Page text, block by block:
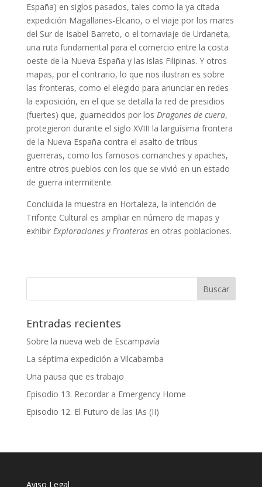
España) en siglos pasados, tales como la ya citada
expedición Magallanes-Elcano, o el viaje por los mares
del Sur de Isabel Barreto, o el tornaviaje de Urdaneta,
una ruta fundamental para el comercio entre la costa
oeste de la Nueva España y las islas Filipinas. Y otros
mapas, por el contrario, lo que nos ilustran es sobre
las fronteras, como el elegido para anunciar en redes
la exposición, en el que se detalla la red de presidios
(fuertes) que, guarnecidos por los Dragones de cuera,
protegieron durante el siglo XVIII la larguísima frontera
de la Nueva España contra el asalto de tribus
guerreras, como los famosos comanches y apaches,
entre otros pueblos con los que se vivió en un estado
de guerra intermitente.
Concluida la muestra en Hortaleza, la intención de
Trifonte Cultural es ampliar en número de mapas y
exhibir Exploraciones y Fronterasen otras poblaciones.
Entradas recientes
Sobre la nueva web de Escampavía
La séptima expedición a Vilcabamba
Una pausa que es trabajo
Episodio 13. Recordar a Emergency Home
Episodio 12. El Futuro de las IAs (II)
Aviso Legal